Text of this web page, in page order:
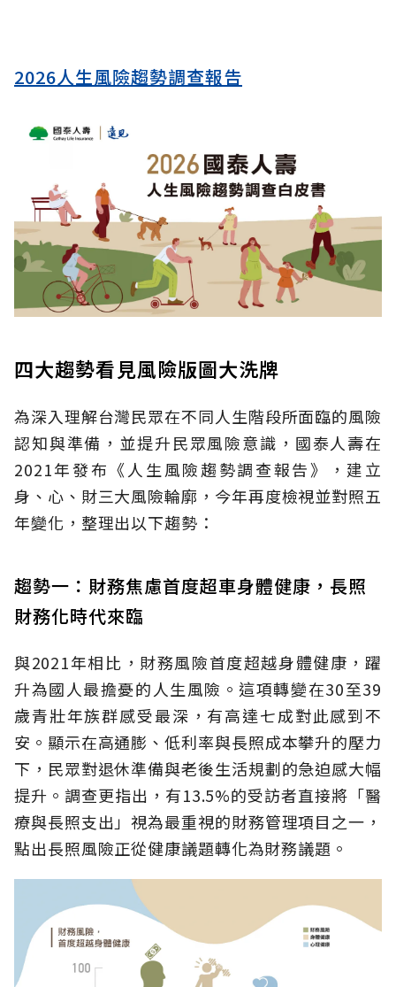
2026人生風險趨勢調查報告
四大趨勢看見風險版圖大洗牌
為深入理解台灣民眾在不同人生階段所面臨的風險
認知與準備，並提升民眾風險意識，國泰人壽在
2021年發布《人生風險趨勢調查報告》，建立
身、心、財三大風險輪廓，今年再度檢視並對照五
年變化，整理出以下趨勢：
趨勢一：財務焦慮首度超車身體健康，長照
財務化時代來臨
與2021年相比，財務風險首度超越身體健康，躍
升為國人最擔憂的人生風險。這項轉變在30至39
歲青壯年族群感受最深，有高達七成對此感到不
安。顯示在高通膨、低利率與長照成本攀升的壓力
下，民眾對退休準備與老後生活規劃的急迫感大幅
提升。調查更指出，有13.5%的受訪者直接將「醫
療與長照支出」視為最重視的財務管理項目之一，
點出長照風險正從健康議題轉化為財務議題。